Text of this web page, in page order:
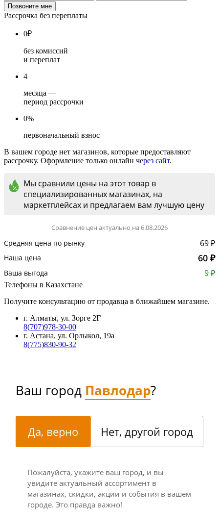
Рассрочка без переплаты
0₽
без комиссий
и переплат
4
месяца —
период рассрочки
0%
первоначальный взнос
В вашем городе нет магазинов, которые предоставляют
рассрочку. Оформление только онлайн через сайт.
Мы сравнили цены на этот товар в
специализированных магазинах, на
маркетплейсах и предлагаем вам лучшую цену
Сравнение цен актуально на 6.08.2026
Средняя цена по рынку 69 ₽
Наша цена 60 ₽
Ваша выгода 9 ₽
Телефоны в Казахстане
Получите консультацию от продавца в ближайшем магазине.
г. Алматы, ул. Зорге 2Г
8(707)978-30-00
г. Астана, ул. Орлыкол, 19а
8(775)830-90-32
Ваш город Павлодар?
Да, верно Нет, другой город
Пожалуйста, укажите ваш город, и вы
увидите актуальный ассортимент в
магазинах, скидки, акции и события в вашем
городе. Это правда важно!